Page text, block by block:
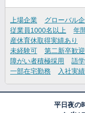
上場企業 グローバル
従業員1000名以上
年
産休育休取得実績あり
未経験可
第二新卒歓迎
障がい者積極採用
語
一部在宅勤務
入社実
平日夜の